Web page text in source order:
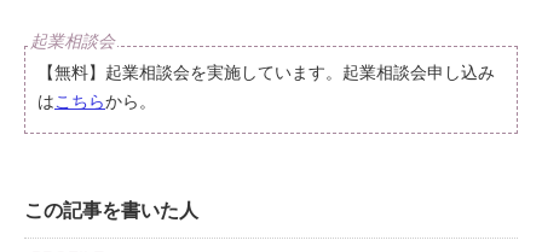
【無料】起業相談会を実施しています。起業相談会申し込み
はこちらから。
この記事を書いた人